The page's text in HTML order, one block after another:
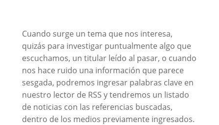
Cuando surge un tema que nos interesa,
quizás para investigar puntualmente algo que
escuchamos, un titular leído al pasar, o cuando
nos hace ruido una información que parece
sesgada, podremos ingresar palabras clave en
nuestro lector de RSS y tendremos un listado
de noticias con las referencias buscadas,
dentro de los medios previamente ingresados.